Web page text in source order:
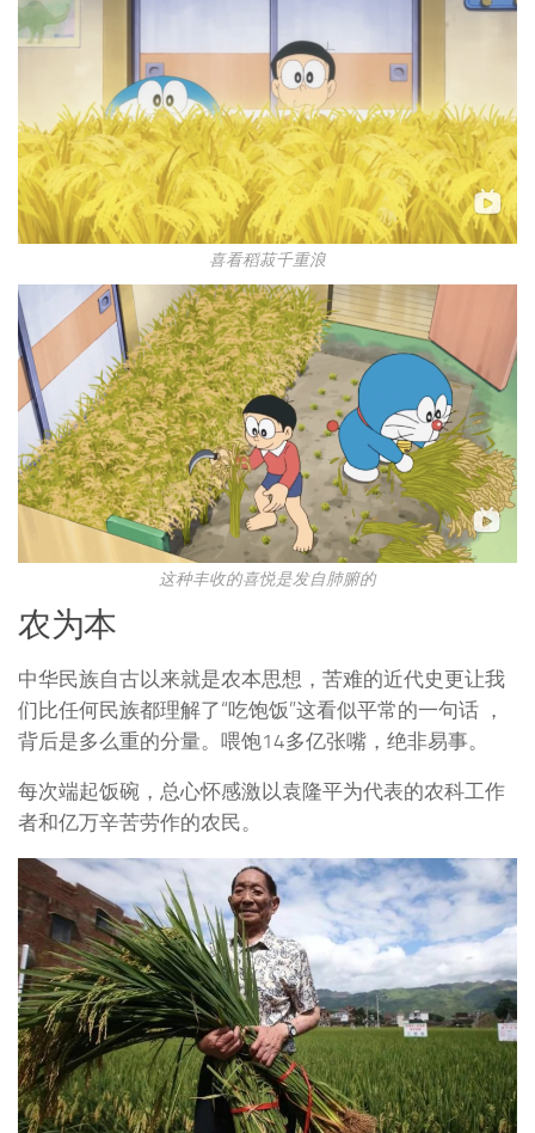
喜看稻菽千重浪
这种丰收的喜悦是发自肺腑的
农为本
中华民族自古以来就是农本思想，苦难的近代史更让我
们比任何民族都理解了“吃饱饭”这看似平常的一句话 ，
背后是多么重的分量。喂饱14多亿张嘴，绝非易事。
每次端起饭碗，总心怀感激以袁隆平为代表的农科工作
者和亿万辛苦劳作的农民。